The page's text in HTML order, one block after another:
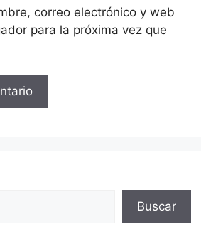
correo electrónico y web
para la próxima vez que
Buscar